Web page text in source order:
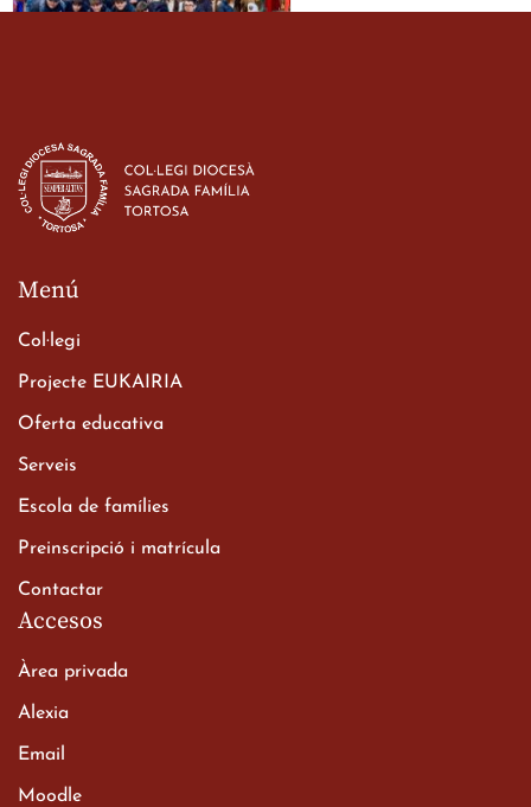
d’ESO-BSD a Irlanda
23 de març de 2026
Xerrada del Sr. Bisbe als
Batxillerat
Viatge de 2n de Batxillerat
Menú
Col·legi
Projecte EUKAIRIA
Oferta educativa
Serveis
Escola de famílies
Preinscripció i matrícula
Contactar
Accesos
Àrea privada
Alexia
Email
Moodle